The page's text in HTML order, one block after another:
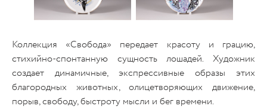
Коллекция «Свобода» передает красоту и грацию,
стихийно-спонтанную сущность лошадей. Художник
создает динамичные, экспрессивные образы этих
благородных животных, олицетворяющих движение,
порыв, свободу, быстроту мысли и бег времени.